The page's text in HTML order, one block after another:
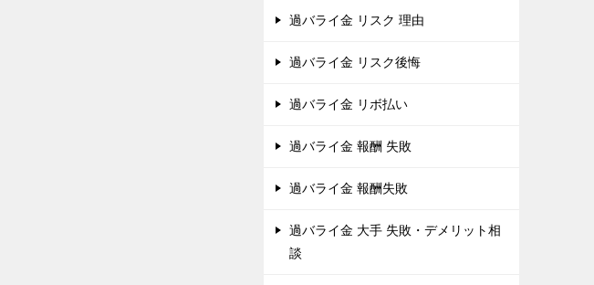
過バライ金 リスク 理由
過バライ金 リスク後悔
過バライ金 リボ払い
過バライ金 報酬 失敗
過バライ金 報酬失敗
過バライ金 大手 失敗・デメリット相
談